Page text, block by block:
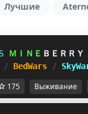
Лучшие
P ＭＩＮＥ ＢＥＲＲＹ
/ BedWars /
175 Выживание